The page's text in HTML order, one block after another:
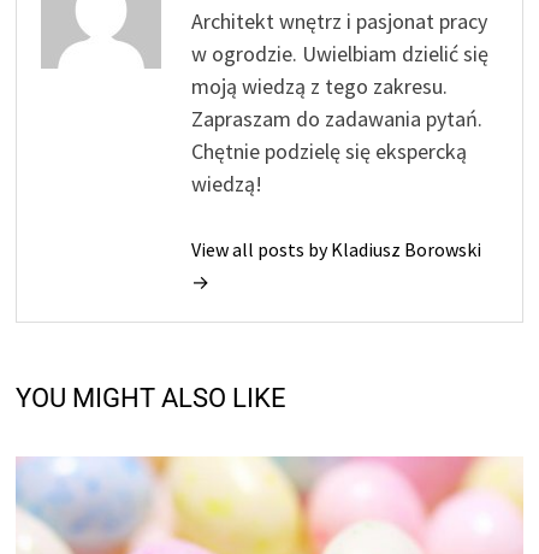
Architekt wnętrz i pasjonat pracy
w ogrodzie. Uwielbiam dzielić się
moją wiedzą z tego zakresu.
Zapraszam do zadawania pytań.
Chętnie podzielę się ekspercką
wiedzą!
View all posts by Kladiusz Borowski
→
YOU MIGHT ALSO LIKE